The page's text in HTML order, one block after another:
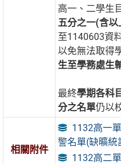
高一、二學生
五分之一(含以
至1140603資
以免無法取得
生至學務處生
最終學期各科
分之名單仍以
相關附件
1132高一
警名單(缺曠統
1132高二